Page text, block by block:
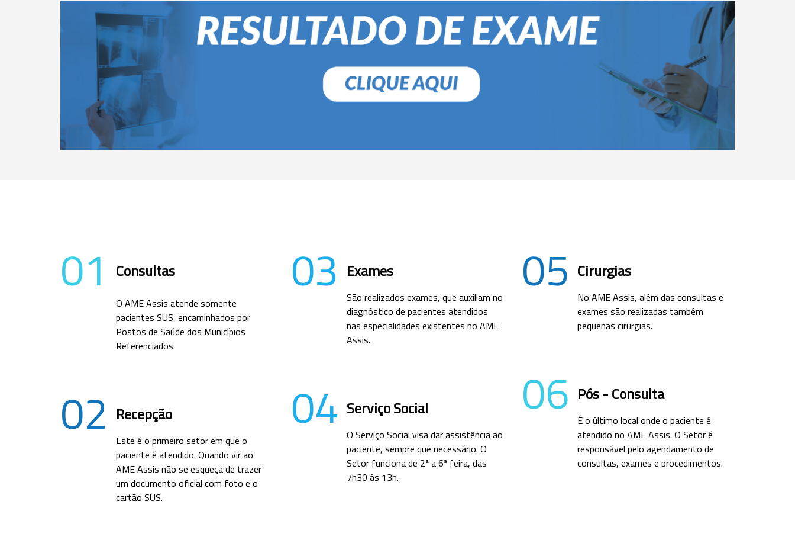
01 Consultas
O AME Assis atende somente
pacientes SUS, encaminhados por
Postos de Saúde dos Municípios
Referenciados.
02 Recepção
Este é o primeiro setor em que o
paciente é atendido. Quando vir ao
AME Assis não se esqueça de trazer
um documento oficial com foto e o
cartão SUS.
03 Exames
São realizados exames, que auxiliam no
diagnóstico de pacientes atendidos
nas especialidades existentes no AME
Assis.
04 Serviço Social
O Serviço Social visa dar assistência ao
paciente, sempre que necessário. O
Setor funciona de 2ª a 6ª feira, das
7h30 às 13h.
05 Cirurgias
No AME Assis, além das consultas e
exames são realizadas também
pequenas cirurgias.
06 Pós - Consulta
É o último local onde o paciente é
atendido no AME Assis. O Setor é
responsável pelo agendamento de
consultas, exames e procedimentos.